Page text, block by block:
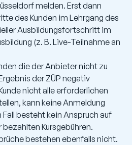
melden. Erst dann
des Kunden im Lehrgang des
Ausbildungsfortschritt im
(z. B. Live-Teilnahme an
die der Anbieter nicht zu
der ZÜP negativ
nicht alle erforderlichen
kann keine Anmeldung
besteht kein Anspruch auf
Kursgebühren.
bestehen ebenfalls nicht.